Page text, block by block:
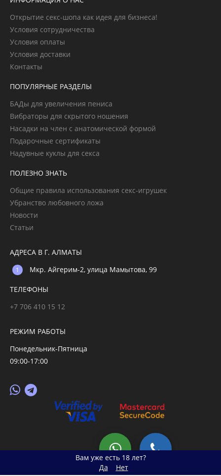
Вам уже есть 18 лет?
Да
Нет
Открытие секс-шопа как идея для бизнеса!
Условия сотрудничества
Условия оплаты
Условия доставки
Контакты
ПОПУЛЯРНЫЕ РАЗДЕЛЫ
БАДы для увеличения пениса
Вибраторы для скрытого ношения
Насадки на член с анатомической формой
Подарочные сертификаты
Надувные куклы для секса
ПОЛЕЗНО ЗНАТЬ
Общие правила использования секс-игрушек
Убранство любовного ложа
Новости
Статьи
АДРЕСА В Г. АЛМАТЫ
Мкр. Айгерим-2, улица Мамытова, 99
ТЕЛЕФОНЫ
+7 706 410 15 12
РЕЖИМ РАБОТЫ
Понедельник-Пятница
09:00-17:00
© 2026 primegoods.kz